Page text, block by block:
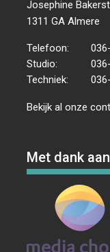
Josephine
1311 GA Almere
Telefoon:
Studio:
Techniek:
Bekijk al onze
Met dank aan